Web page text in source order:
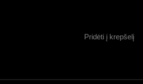
Pridėti į krepšelį